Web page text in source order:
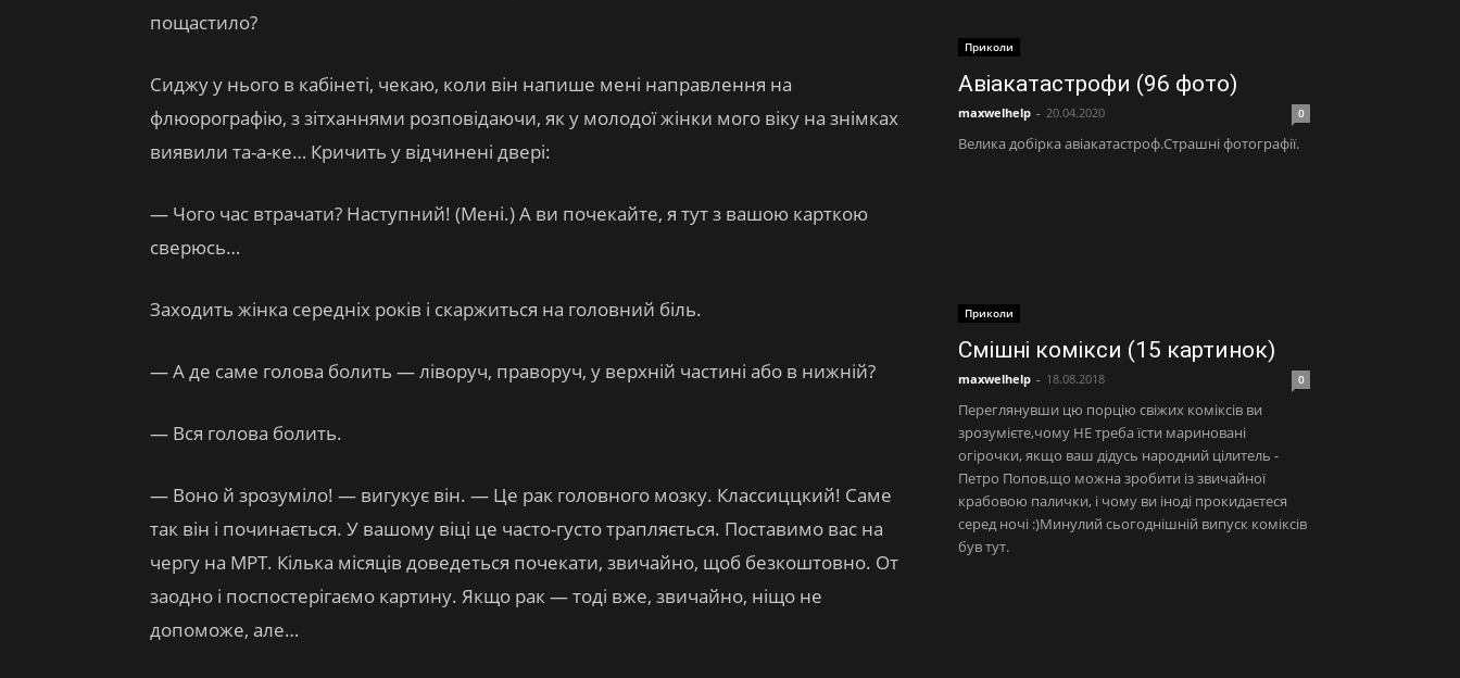
пощастило?
Сиджу у нього в кабінеті, чекаю, коли він напише мені направлення на
флюорографію, з зітханнями розповідаючи, як у молодої жінки мого віку на знімках
виявили та-а-ке… Кричить у відчинені двері:
— Чого час втрачати? Наступний! (Мені.) А ви почекайте, я тут з вашою карткою
сверюсь…
Заходить жінка середніх років і скаржиться на головний біль.
— А де саме голова болить — ліворуч, праворуч, у верхній частині або в нижній?
— Вся голова болить.
— Воно й зрозуміло! — вигукує він. — Це рак головного мозку. Классиццкий! Саме
так він і починається. У вашому віці це часто-густо трапляється. Поставимо вас на
чергу на МРТ. Кілька місяців доведеться почекати, звичайно, щоб безкоштовно. От
заодно і поспостерігаємо картину. Якщо рак — тоді вже, звичайно, ніщо не
допоможе, але…
Приколи
Авіакатастрофи (96 фото)
maxwelhelp - 20.04.2020 0
Велика добірка авіакатастроф.Страшні фотографії.
Приколи
Смішні комікси (15 картинок)
maxwelhelp - 18.08.2018 0
Переглянувши цю порцію свіжих коміксів ви
зрозумієте,чому НЕ треба їсти мариновані
огірочки, якщо ваш дідусь народний цілитель -
Петро Попов,що можна зробити із звичайної
крабовою палички, і чому ви іноді прокидаєтеся
серед ночі :)Минулий сьогоднішній випуск коміксів
був тут.